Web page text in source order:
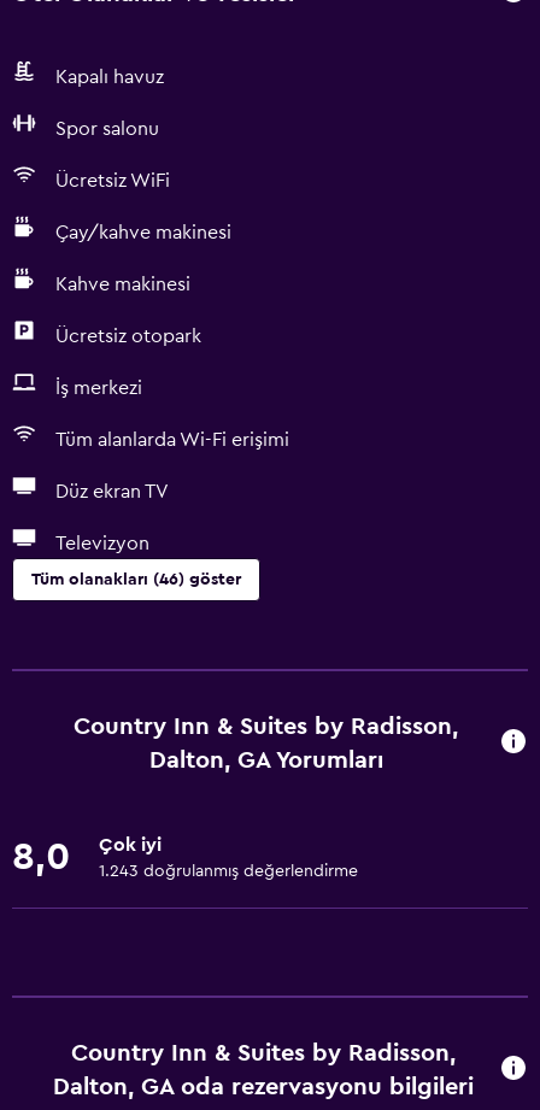
Kapalı havuz
Spor salonu
Ücretsiz WiFi
Çay/kahve makinesi
Kahve makinesi
Ücretsiz otopark
İş merkezi
Tüm alanlarda Wi-Fi erişimi
Düz ekran TV
Televizyon
Tüm olanakları (46) göster
Aile odaları
Çekyat
İnternet
Klimalı
Country Inn & Suites by Radisson,
Dalton, GA Yorumları
8,0 Çok iyi
1.243 doğrulanmış değerlendirme
Country Inn & Suites by Radisson,
Dalton, GA oda rezervasyonu bilgileri